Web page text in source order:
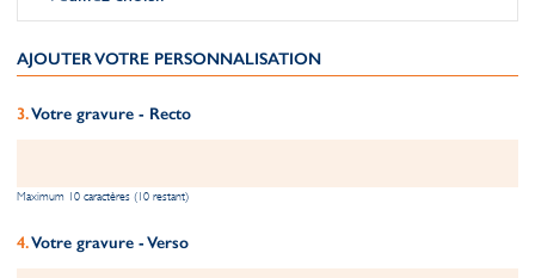
AJOUTER VOTRE PERSONNALISATION
Votre gravure - Recto
Maximum 10 caractères (10 restant)
Votre gravure - Verso